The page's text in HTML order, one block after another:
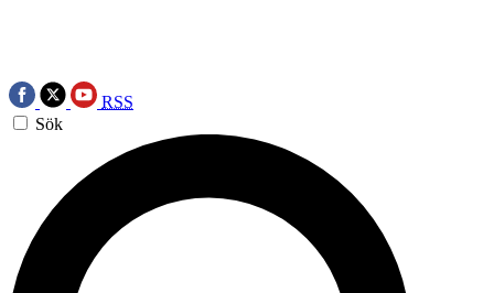
RSS
Sök